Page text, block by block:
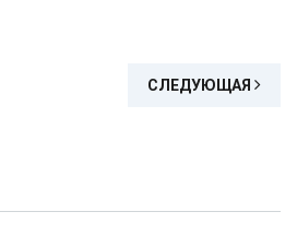
СЛЕДУЮЩАЯ